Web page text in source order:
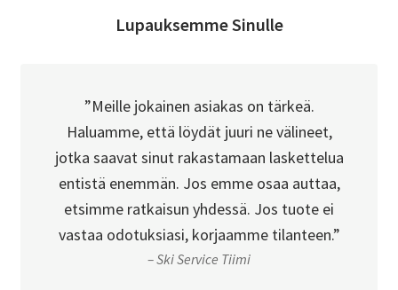
Lupauksemme Sinulle
”Meille jokainen asiakas on tärkeä.
Haluamme, että löydät juuri ne välineet,
jotka saavat sinut rakastamaan laskettelua
entistä enemmän. Jos emme osaa auttaa,
etsimme ratkaisun yhdessä. Jos tuote ei
vastaa odotuksiasi, korjaamme tilanteen.”
– Ski Service Tiimi